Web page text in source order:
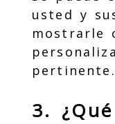
usted y
mostrarle
pertinente.
3.